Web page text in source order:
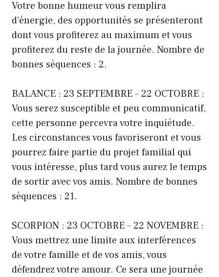
Votre bonne humeur vous remplira
d’énergie, des opportunités se présenteront
dont vous profiterez au maximum et vous
profiterez du reste de la journée. Nombre de
bonnes séquences : 2.
BALANCE : 23 SEPTEMBRE – 22 OCTOBRE :
Vous serez susceptible et peu communicatif,
cette personne percevra votre inquiétude.
Les circonstances vous favoriseront et vous
pourrez faire partie du projet familial qui
vous intéresse, plus tard vous aurez le temps
de sortir avec vos amis. Nombre de bonnes
séquences : 21.
SCORPION : 23 OCTOBRE – 22 NOVEMBRE :
Vous mettrez une limite aux interférences
de votre famille et de vos amis, vous
défendrez votre amour. Ce sera une journée